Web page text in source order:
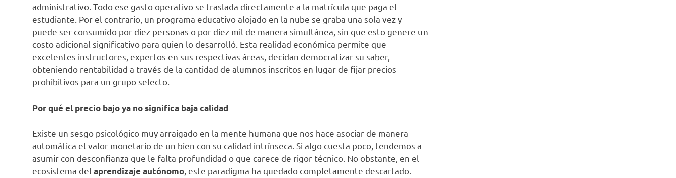
administrativo. Todo ese gasto operativo se traslada directamente a la matrícula que paga el
estudiante. Por el contrario, un programa educativo alojado en la nube se graba una sola vez y
puede ser consumido por diez personas o por diez mil de manera simultánea, sin que esto genere un
costo adicional significativo para quien lo desarrolló. Esta realidad económica permite que
excelentes instructores, expertos en sus respectivas áreas, decidan democratizar su saber,
obteniendo rentabilidad a través de la cantidad de alumnos inscritos en lugar de fijar precios
prohibitivos para un grupo selecto.
Por qué el precio bajo ya no significa baja calidad
Existe un sesgo psicológico muy arraigado en la mente humana que nos hace asociar de manera
automática el valor monetario de un bien con su calidad intrínseca. Si algo cuesta poco, tendemos a
asumir con desconfianza que le falta profundidad o que carece de rigor técnico. No obstante, en el
ecosistema del aprendizaje autónomo, este paradigma ha quedado completamente descartado.